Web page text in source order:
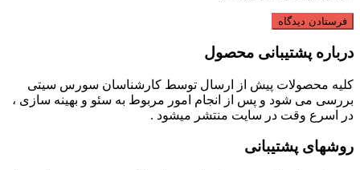
درباره پشتیبانی محصول
کلیه محصولات پیش از ارسال توسط کارشناسان سورس سیتی
بررسی می شود و پس از انجام امور مربوط به سئو و بهینه سازی ،
در اسرع وقت در سایت منتشر میشود .
روشهای پشتیبانی